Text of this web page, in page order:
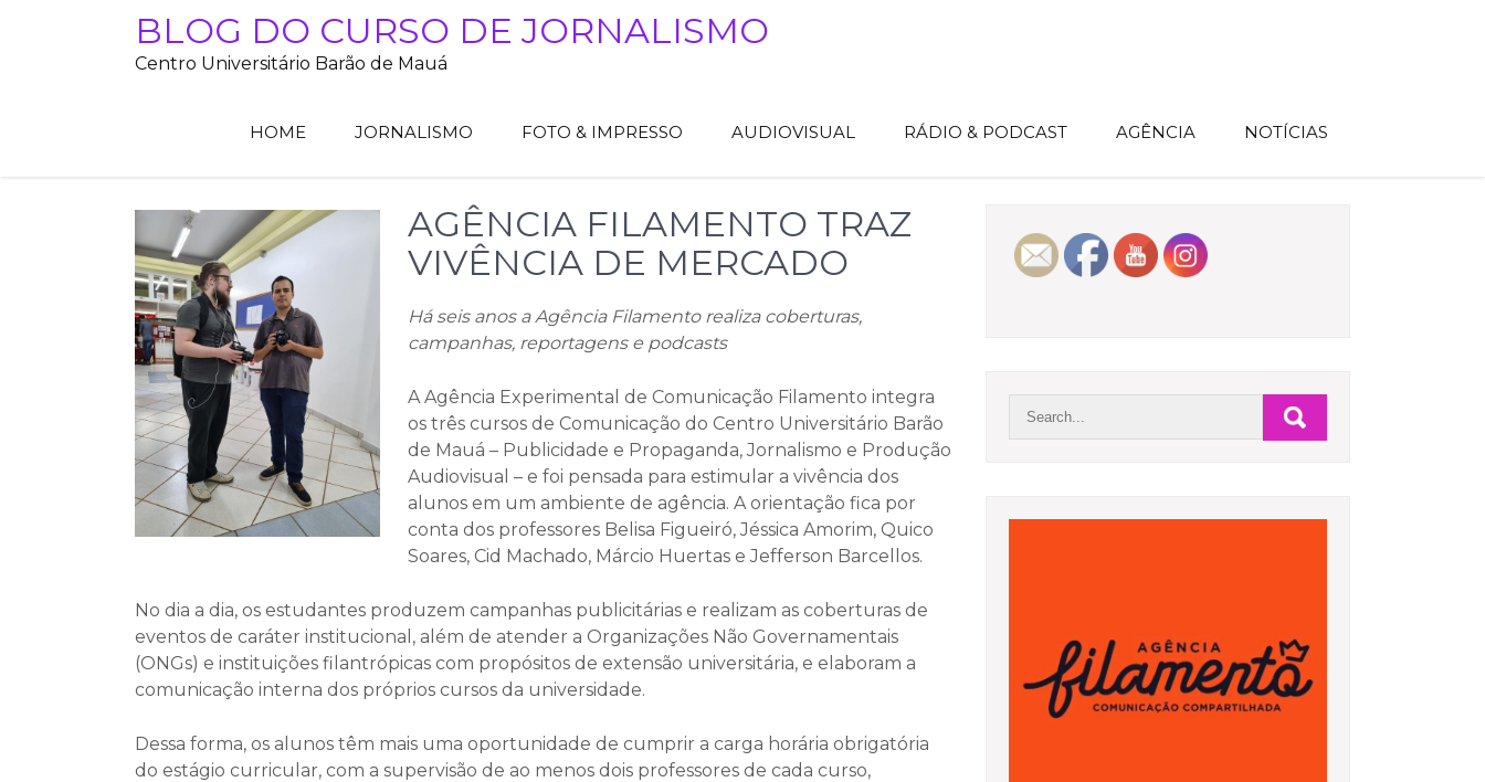
BLOG DO CURSO DE JORNALISMO
Centro Universitário Barão de Mauá
HOME JORNALISMO FOTO & IMPRESSO AUDIOVISUAL RÁDIO & PODCAST AGÊNCIA NOTÍCIAS
AGÊNCIA FILAMENTO TRAZ
VIVÊNCIA DE MERCADO
Há seis anos a Agência Filamento realiza coberturas,
campanhas, reportagens e podcasts
A Agência Experimental de Comunicação Filamento integra
os três cursos de Comunicação do Centro Universitário Barão
de Mauá – Publicidade e Propaganda, Jornalismo e Produção
Audiovisual – e foi pensada para estimular a vivência dos
alunos em um ambiente de agência. A orientação fica por
conta dos professores Belisa Figueiró, Jéssica Amorim, Quico
Soares, Cid Machado, Márcio Huertas e Jefferson Barcellos.
No dia a dia, os estudantes produzem campanhas publicitárias e realizam as coberturas de
eventos de caráter institucional, além de atender a Organizações Não Governamentais
(ONGs) e instituições filantrópicas com propósitos de extensão universitária, e elaboram a
comunicação interna dos próprios cursos da universidade.
Dessa forma, os alunos têm mais uma oportunidade de cumprir a carga horária obrigatória
do estágio curricular, com a supervisão de ao menos dois professores de cada curso,